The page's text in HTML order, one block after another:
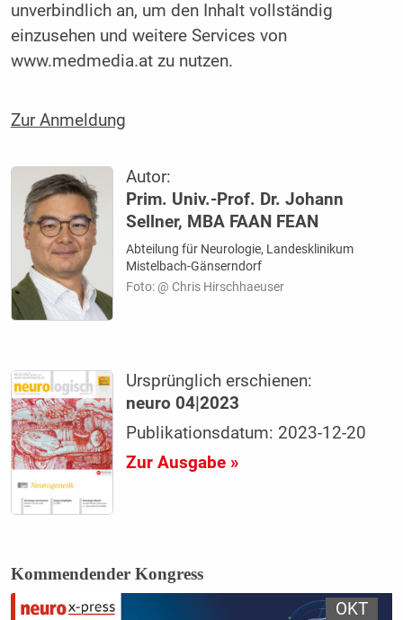
unverbindlich an, um den Inhalt vollständig
einzusehen und weitere Services von
www.medmedia.at zu nutzen.
Zur Anmeldung
Autor:
Prim. Univ.-Prof. Dr. Johann
Sellner, MBA FAAN FEAN
Abteilung für Neurologie, Landesklinikum
Mistelbach-Gänserndorf
Foto: @ Chris Hirschhaeuser
Ursprünglich erschienen:
neuro 04|2023
Publikationsdatum: 2023-12-20
Zur Ausgabe »
Kommendender Kongress
OKT